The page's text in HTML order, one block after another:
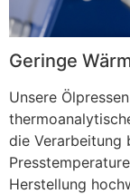
Geringe
Unsere
die Verarbeitung
Herstellung